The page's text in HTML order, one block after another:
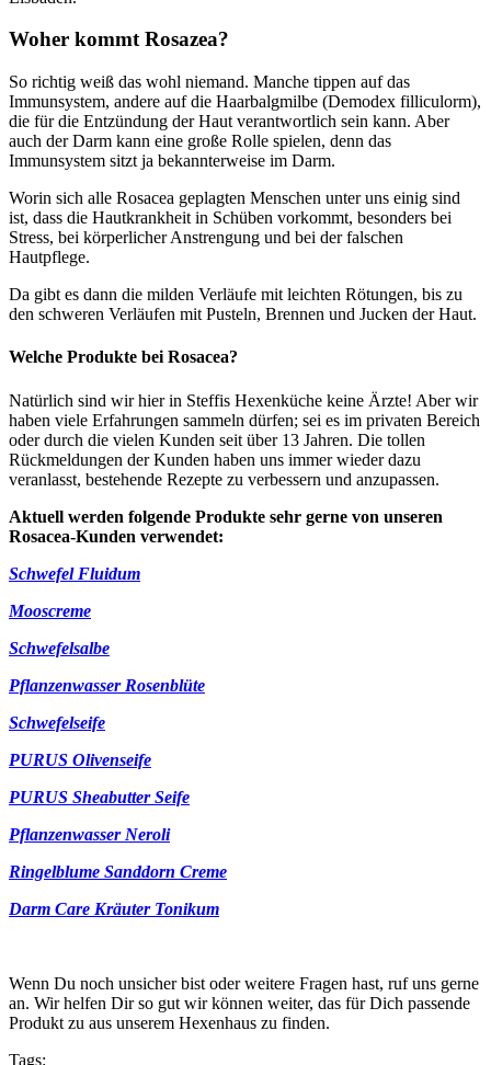
Woher kommt Rosazea?
So richtig weiß das wohl niemand. Manche tippen auf das
Immunsystem, andere auf die Haarbalgmilbe (Demodex filliculorm),
die für die Entzündung der Haut verantwortlich sein kann. Aber
auch der Darm kann eine große Rolle spielen, denn das
Immunsystem sitzt ja bekannterweise im Darm.
Worin sich alle Rosacea geplagten Menschen unter uns einig sind
ist, dass die Hautkrankheit in Schüben vorkommt, besonders bei
Stress, bei körperlicher Anstrengung und bei der falschen
Hautpflege.
Da gibt es dann die milden Verläufe mit leichten Rötungen, bis zu
den schweren Verläufen mit Pusteln, Brennen und Jucken der Haut.
Welche Produkte bei Rosacea?
Natürlich sind wir hier in Steffis Hexenküche keine Ärzte! Aber wir
haben viele Erfahrungen sammeln dürfen; sei es im privaten Bereich
oder durch die vielen Kunden seit über 13 Jahren. Die tollen
Rückmeldungen der Kunden haben uns immer wieder dazu
veranlasst, bestehende Rezepte zu verbessern und anzupassen.
Aktuell werden folgende Produkte sehr gerne von unseren
Rosacea-Kunden verwendet:
Schwefel Fluidum
Mooscreme
Schwefelsalbe
Pflanzenwasser Rosenblüte
Schwefelseife
PURUS Olivenseife
PURUS Sheabutter Seife
Pflanzenwasser Neroli
Ringelblume Sanddorn Creme
Darm Care Kräuter Tonikum
Wenn Du noch unsicher bist oder weitere Fragen hast, ruf uns gerne
an. Wir helfen Dir so gut wir können weiter, das für Dich passende
Produkt zu aus unserem Hexenhaus zu finden.
Tags: